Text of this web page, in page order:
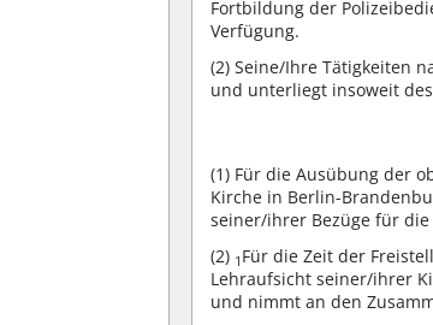
Fortbildung der
Verfügung.
(2) Seine/Ihre Tätigkeiten
und unterliegt insoweit
(1) Für die Ausübung der
Kirche in Berlin-
seiner/ihrer Bezüge für
(2) 1 Für die Zeit der
Lehraufsicht seiner/ihrer
und nimmt an den